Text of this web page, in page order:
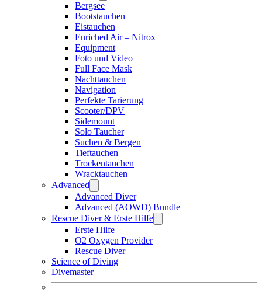
Bergsee
Bootstauchen
Eistauchen
Enriched Air – Nitrox
Equipment
Foto und Video
Full Face Mask
Nachttauchen
Navigation
Perfekte Tarierung
Scooter/DPV
Sidemount
Solo Taucher
Suchen & Bergen
Tieftauchen
Trockentauchen
Wracktauchen
Advanced
Advanced Diver
Advanced (AOWD) Bundle
Rescue Diver & Erste Hilfe
Erste Hilfe
O2 Oxygen Provider
Rescue Diver
Science of Diving
Divemaster